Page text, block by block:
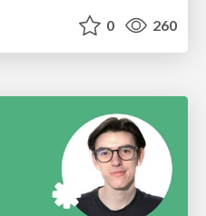
0 260